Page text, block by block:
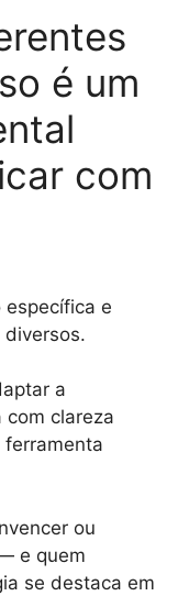
é um
com
e
a
com clareza
ou
e quem
se destaca em